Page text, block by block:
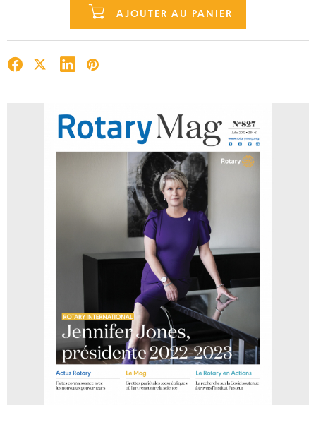
AJOUTER AU PANIER